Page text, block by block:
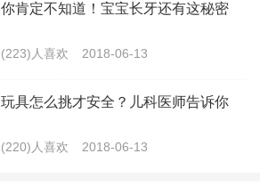
你肯定不知道！宝宝长牙还有这秘密
(223)人喜欢 2018-06-13
玩具怎么挑才安全？儿科医师告诉你
(220)人喜欢 2018-06-13